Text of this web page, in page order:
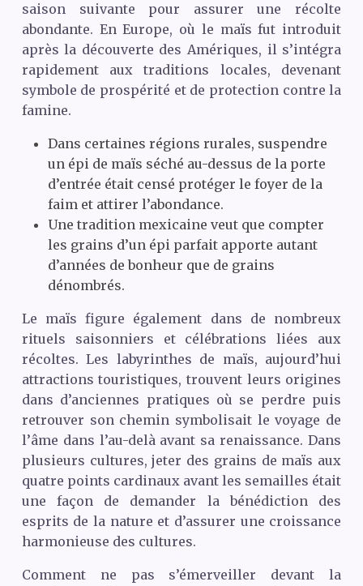
saison suivante pour assurer une récolte
abondante. En Europe, où le maïs fut introduit
après la découverte des Amériques, il s’intégra
rapidement aux traditions locales, devenant
symbole de prospérité et de protection contre la
famine.
Dans certaines régions rurales, suspendre
un épi de maïs séché au-dessus de la porte
d’entrée était censé protéger le foyer de la
faim et attirer l’abondance.
Une tradition mexicaine veut que compter
les grains d’un épi parfait apporte autant
d’années de bonheur que de grains
dénombrés.
Le maïs figure également dans de nombreux
rituels saisonniers et célébrations liées aux
récoltes. Les labyrinthes de maïs, aujourd’hui
attractions touristiques, trouvent leurs origines
dans d’anciennes pratiques où se perdre puis
retrouver son chemin symbolisait le voyage de
l’âme dans l’au-delà avant sa renaissance. Dans
plusieurs cultures, jeter des grains de maïs aux
quatre points cardinaux avant les semailles était
une façon de demander la bénédiction des
esprits de la nature et d’assurer une croissance
harmonieuse des cultures.
Comment ne pas s’émerveiller devant la